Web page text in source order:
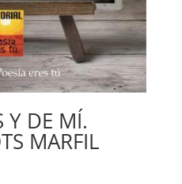
Y DE MÍ.
MARFIL